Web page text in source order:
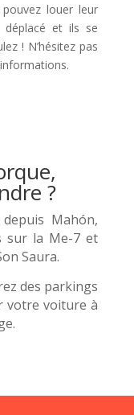
pouvez louer leur
déplacé et ils se
! N’hésitez pas
?
depuis Mahón,
sur la Me-7 et
Saura.
des parkings
votre voiture à